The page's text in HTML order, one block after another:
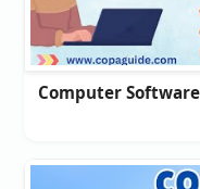
Computer